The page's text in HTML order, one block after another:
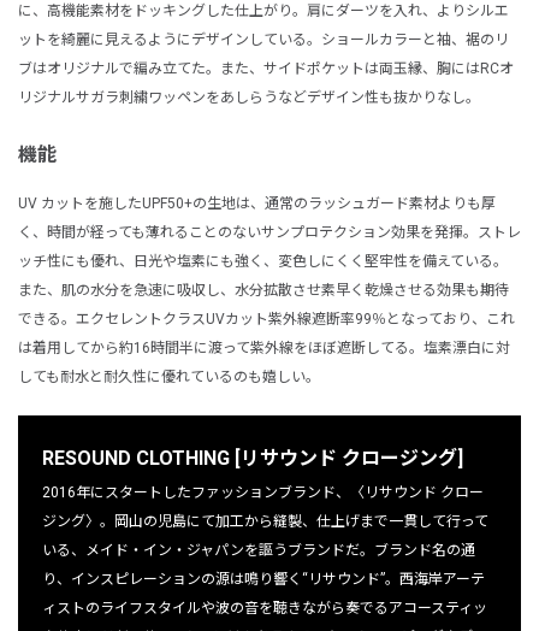
に、高機能素材をドッキングした仕上がり。肩にダーツを入れ、よりシルエ
ットを綺麗に見えるようにデザインしている。ショールカラーと袖、裾のリ
ブはオリジナルで編み立てた。また、サイドポケットは両玉縁、胸にはRCオ
リジナルサガラ刺繍ワッペンをあしらうなどデザイン性も抜かりなし。
機能
UV カットを施したUPF50+の生地は、通常のラッシュガード素材よりも厚
く、時間が経っても薄れることのないサンプロテクション効果を発揮。ストレ
ッチ性にも優れ、日光や塩素にも強く、変色しにくく堅牢性を備えている。
また、肌の水分を急速に吸収し、水分拡散させ素早く乾燥させる効果も期待
できる。エクセレントクラスUVカット紫外線遮断率99％となっており、これ
は着用してから約16時間半に渡って紫外線をほぼ遮断してる。塩素漂白に対
しても耐水と耐久性に優れているのも嬉しい。
RESOUND CLOTHING [リサウンド クロージング]
2016年にスタートしたファッションブランド、〈リサウンド クロー
ジング〉。岡山の児島にて加工から縫製、仕上げまで一貫して行って
いる、メイド・イン・ジャパンを謳うブランドだ。ブランド名の通
り、インスピレーションの源は鳴り響く“リサウンド”。西海岸アーテ
ィストのライフスタイルや波の音を聴きながら奏でるアコースティッ